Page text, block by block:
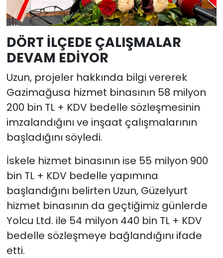
DÖRT İLÇEDE ÇALIŞMALAR
DEVAM EDİYOR
Uzun, projeler hakkında bilgi vererek
Gazimağusa hizmet binasının 58 milyon
200 bin TL + KDV bedelle sözleşmesinin
imzalandığını ve inşaat çalışmalarının
başladığını söyledi.
İskele hizmet binasının ise 55 milyon 900
bin TL + KDV bedelle yapımına
başlandığını belirten Uzun, Güzelyurt
hizmet binasının da geçtiğimiz günlerde
Yolcu Ltd. ile 54 milyon 440 bin TL + KDV
bedelle sözleşmeye bağlandığını ifade
etti.